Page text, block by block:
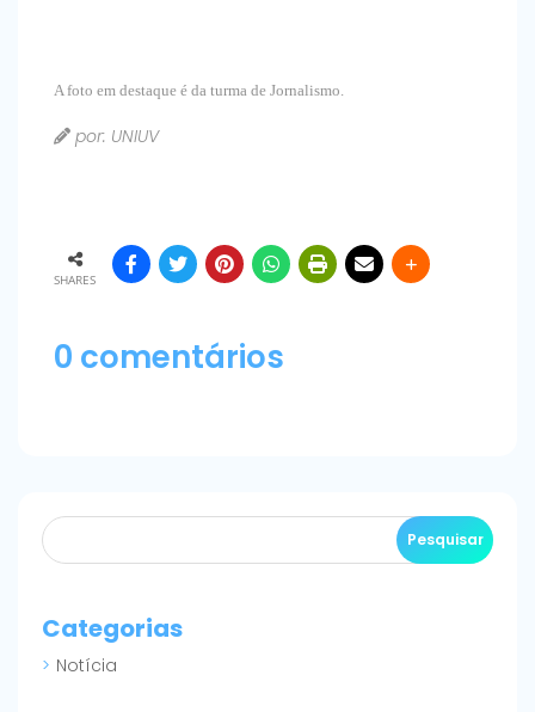
A foto em destaque é da turma de Jornalismo.
por: UNIUV
SHARES
0 comentários
Categorias
Notícia